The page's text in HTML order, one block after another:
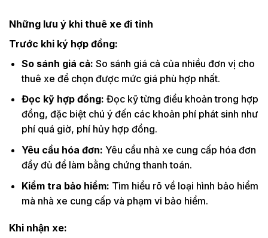
Những lưu ý khi thuê xe đi tỉnh
Trước khi ký hợp đồng:
So sánh giá cả: So sánh giá cả của nhiều đơn vị cho
thuê xe để chọn được mức giá phù hợp nhất.
Đọc kỹ hợp đồng: Đọc kỹ từng điều khoản trong hợp
đồng, đặc biệt chú ý đến các khoản phí phát sinh như
phí quá giờ, phí hủy hợp đồng.
Yêu cầu hóa đơn: Yêu cầu nhà xe cung cấp hóa đơn
đầy đủ để làm bằng chứng thanh toán.
Kiểm tra bảo hiểm: Tìm hiểu rõ về loại hình bảo hiểm
mà nhà xe cung cấp và phạm vi bảo hiểm.
Khi nhận xe: